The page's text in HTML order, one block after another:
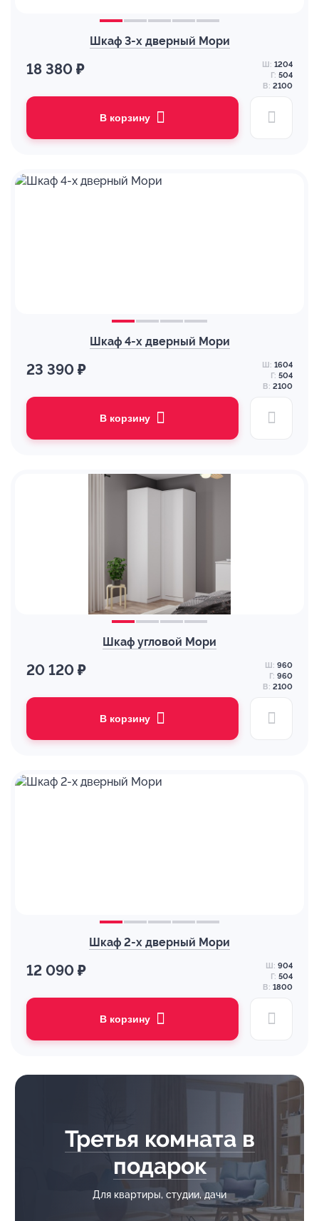
Шкаф 3-х дверный Мори
18 380 ₽ Ш: 1204
Г: 504
В: 2100
В корзину
Шкаф 4-х дверный Мори
23 390 ₽ Ш: 1604
Г: 504
В: 2100
В корзину
Шкаф угловой Мори
20 120 ₽ Ш: 960
Г: 960
В: 2100
В корзину
Шкаф 2-х дверный Мори
12 090 ₽ Ш: 904
Г: 504
В: 1800
В корзину
Третья комната в
подарок
Для квартиры, студии, дачи